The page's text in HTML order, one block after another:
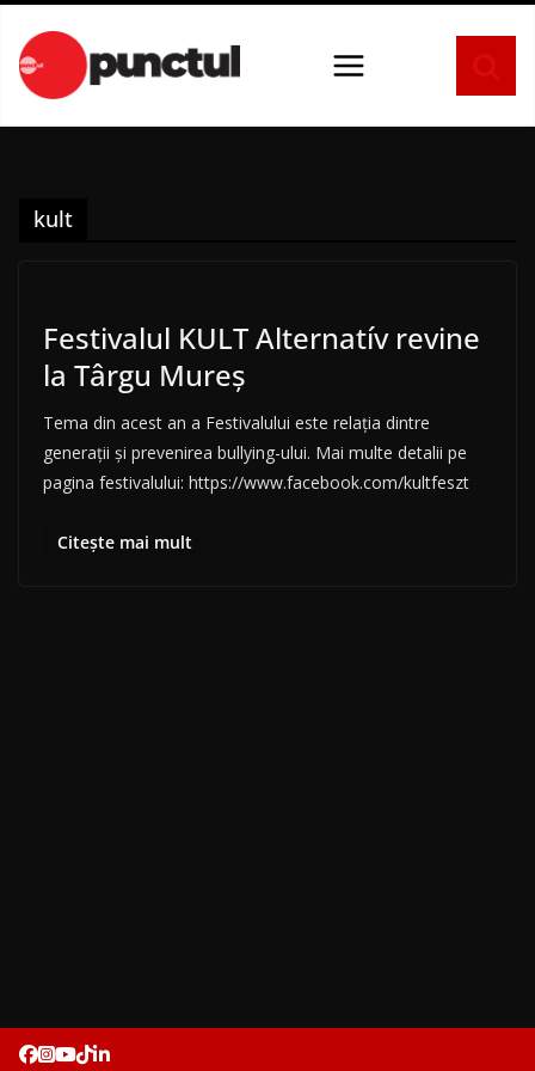
conținut
kult
Festivalul KULT Alternatív revine
la Târgu Mureș
Tema din acest an a Festivalului este relația dintre
generații și prevenirea bullying-ului. Mai multe detalii pe
pagina festivalului: https://www.facebook.com/kultfeszt
Citește mai mult